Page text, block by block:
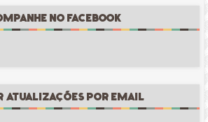
NO FACEBOOK
ATUALIZAÇÕES POR EMAIL